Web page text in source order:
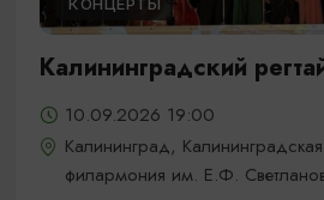
Калининградский
10.09.2026 19:00
Калининград,
филармония им. Е.Ф.